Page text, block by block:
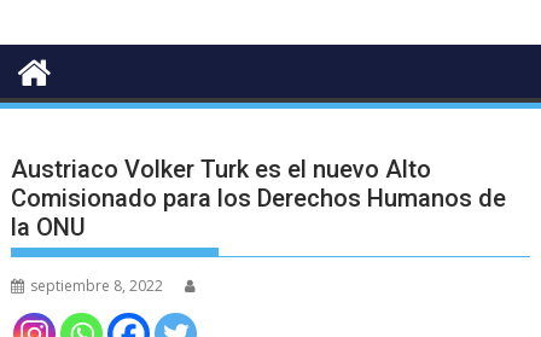
Austriaco Volker Turk es el nuevo Alto
Comisionado para los Derechos Humanos de
la ONU
septiembre 8, 2022